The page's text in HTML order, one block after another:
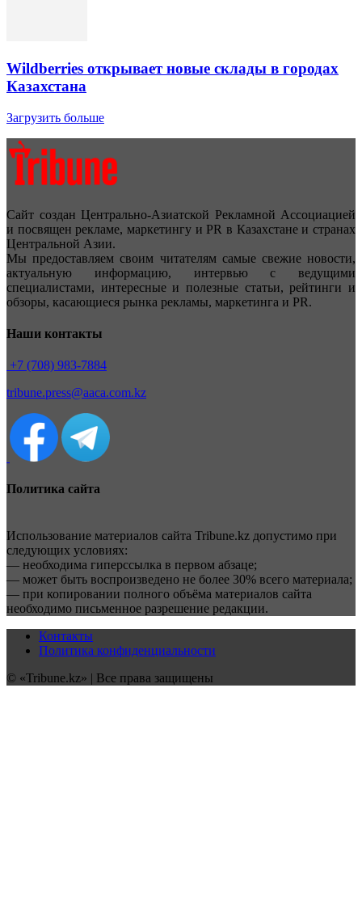
Wildberries открывает новые склады в городах
Казахстана
Загрузить больше
Сайт создан Центрально-Азиатской Рекламной Ассоциацией
и посвящен рекламе, маркетингу и PR в Казахстане и странах
Центральной Азии.
Мы предоставляем своим читателям самые свежие новости,
актуальную информацию, интервью с ведущими
специалистами, интересные и полезные статьи, рейтинги и
обзоры, касающиеся рынка рекламы, маркетинга и PR.
Наши контакты
+7 (708) 983-7884
tribune.press@aaca.com.kz
Политика сайта
Использование материалов сайта Tribune.kz допустимо при
следующих условиях:
— необходима гиперссылка в первом абзаце;
— может быть воспроизведено не более 30% всего материала;
— при копировании полного объёма материалов сайта
необходимо письменное разрешение редакции.
Контакты
Политика конфиденциальности
© «Tribune.kz» | Все права защищены